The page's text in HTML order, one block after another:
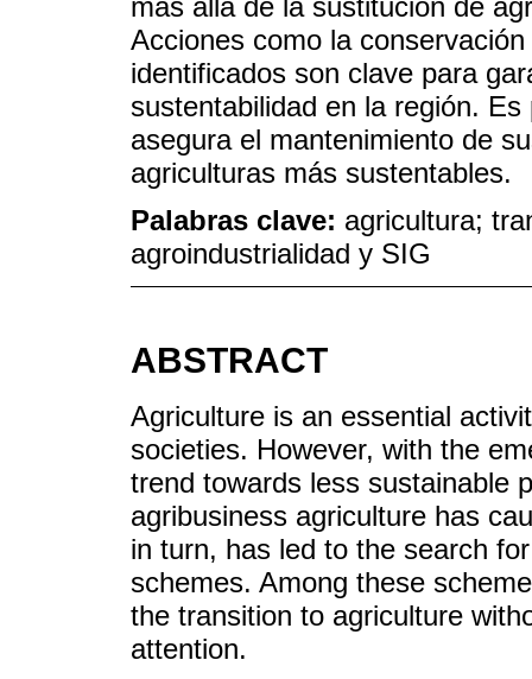
Acciones como la
identificados son clave para
sustentabilidad en la región.
asegura el mantenimiento de
agriculturas más sustentables.
Palabras clave: agricultura;
agroindustrialidad y SIG
ABSTRACT
Agriculture is an essential
societies. However, with the
trend towards less sustainable
agribusiness agriculture has
in turn, has led to the search
schemes. Among these
the transition to agriculture
attention.